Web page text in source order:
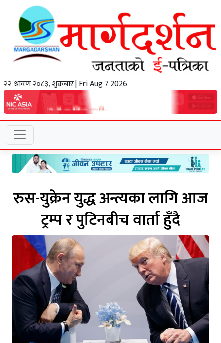
२२ श्रावण २०८३, शुक्रबार | Fri Aug 7 2026
रुस-युक्रेन युद्ध अन्त्यका लागि आज
ट्रम्प र पुटिनबीच वार्ता हुँदै